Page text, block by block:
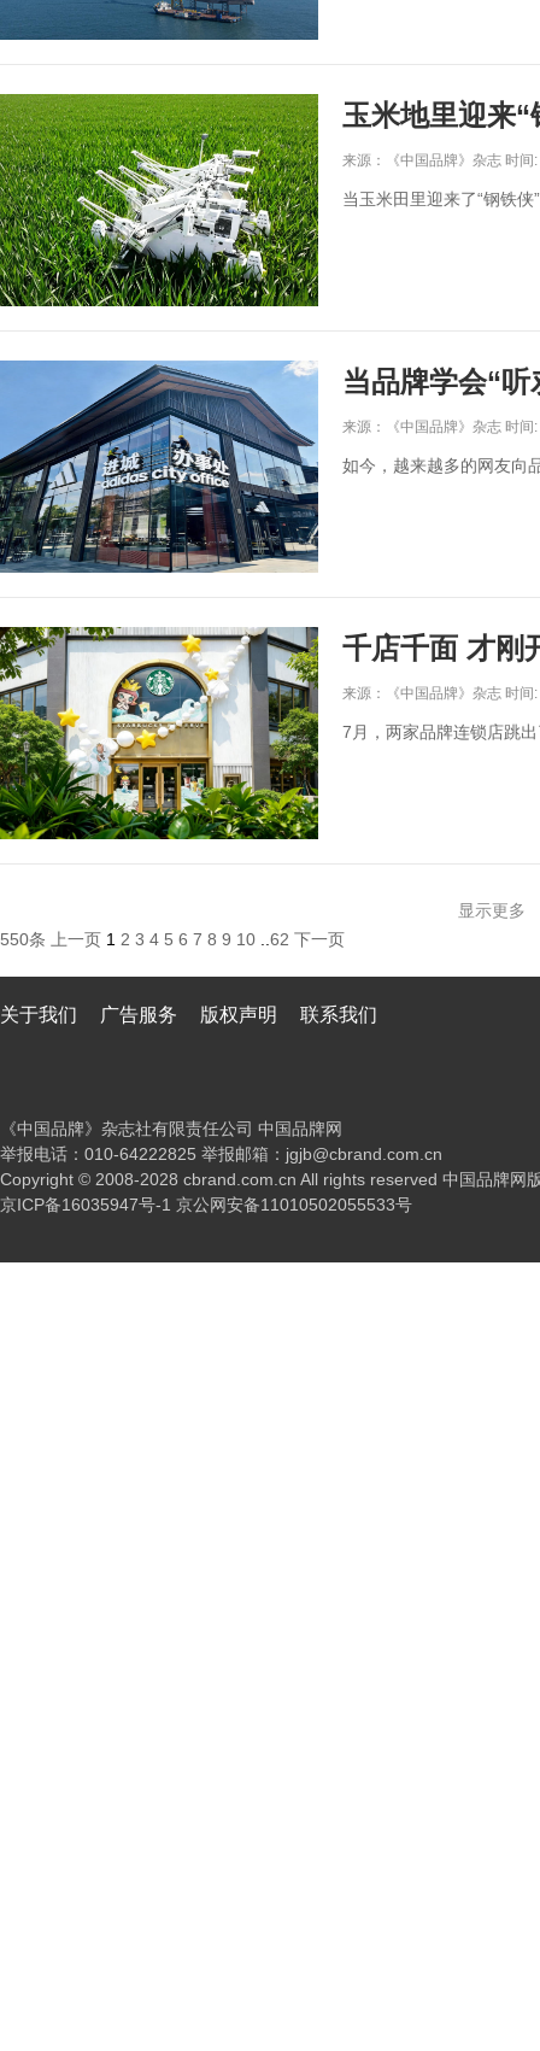
玉米地里迎来“
来源：《中国品牌》杂志 时间
当玉米田里迎来了“钢铁
当品牌学会“听
来源：《中国品牌》杂志 时间
如今，越来越多的网友向
千店千面 才刚
来源：《中国品牌》杂志 时间
7月，两家品牌连锁店跳
显示更多
550条
上一页 1 2 3 4 5 6 7 8 9 10 62 下一页
关于我们 广告服务 版权声明 联系我们
《中国品牌》杂志社有限责任公司 中国品牌网
举报电话：010-64222825 举报邮箱：jgjb@cbrand.com.cn
Copyright © 2008-2028 cbrand.com.cn All rights reserved 中国品牌网
京ICP备16035947号-1 京公网安备11010502055533号